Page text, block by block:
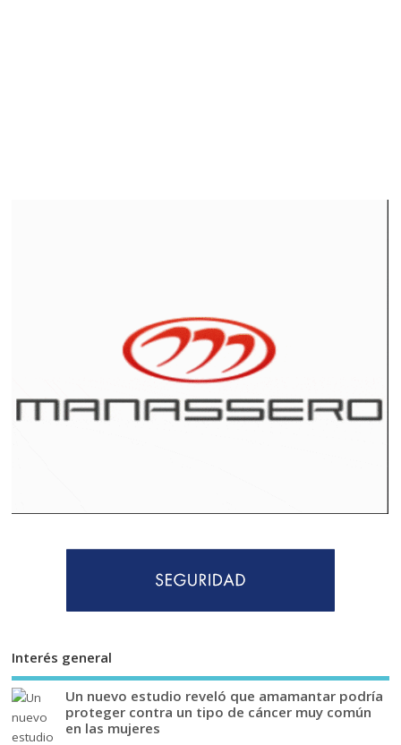
Interés general
Un nuevo estudio reveló que amamantar podría
proteger contra un tipo de cáncer muy común
en las mujeres